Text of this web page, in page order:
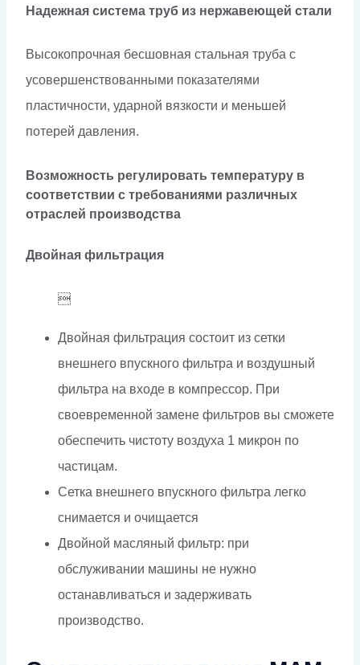
Надежная система труб из нержавеющей стали
Высокопрочная бесшовная стальная труба с
усовершенствованными показателями
пластичности, ударной вязкости и меньшей
потерей давления.
Возможность регулировать температуру в
соответствии с требованиями различных
отраслей производства
Двойная фильтрация

Двойная фильтрация состоит из сетки
внешнего впускного фильтра и воздушный
фильтра на входе в компрессор. При
своевременной замене фильтров вы сможете
обеспечить чистоту воздуха 1 микрон по
частицам.
Сетка внешнего впускного фильтра легко
снимается и очищается
Двойной масляный фильтр: при
обслуживании машины не нужно
останавливаться и задерживать
производство.